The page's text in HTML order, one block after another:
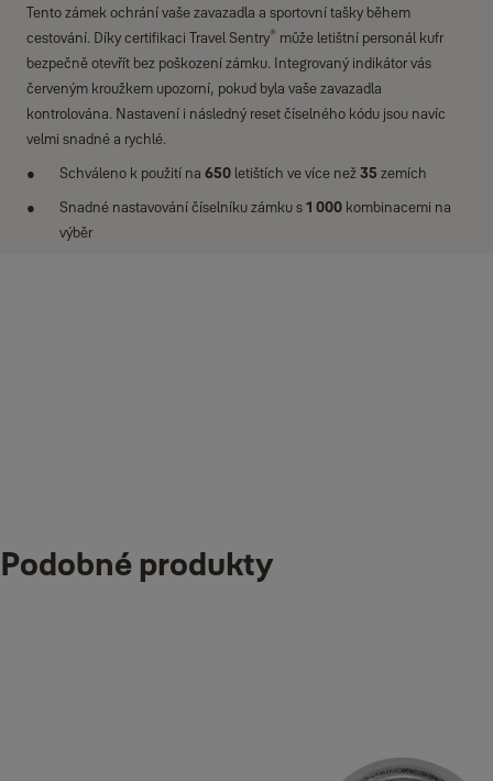
Tento zámek ochrání vaše zavazadla a sportovní tašky během
cestování. Díky certifikaci Travel Sentry® může letištní personál kufr
bezpečně otevřít bez poškození zámku. Integrovaný indikátor vás
červeným kroužkem upozorní, pokud byla vaše zavazadla
kontrolována. Nastavení i následný reset číselného kódu jsou navíc
velmi snadné a rychlé.
Schváleno k použití na 650 letištích ve více než35 zemích
Snadné nastavování číselníku zámku s1 000 kombinacemi na
výběr
Podobné produkty